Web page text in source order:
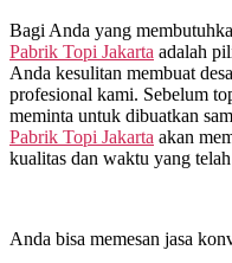
Bagi Anda yang
Pabrik Topi Jakarta adalah
Anda kesulitan membuat
profesional kami. Sebelum
meminta untuk dibuatkan
Pabrik Topi Jakarta akan
kualitas dan waktu yang
Anda bisa memesan jasa